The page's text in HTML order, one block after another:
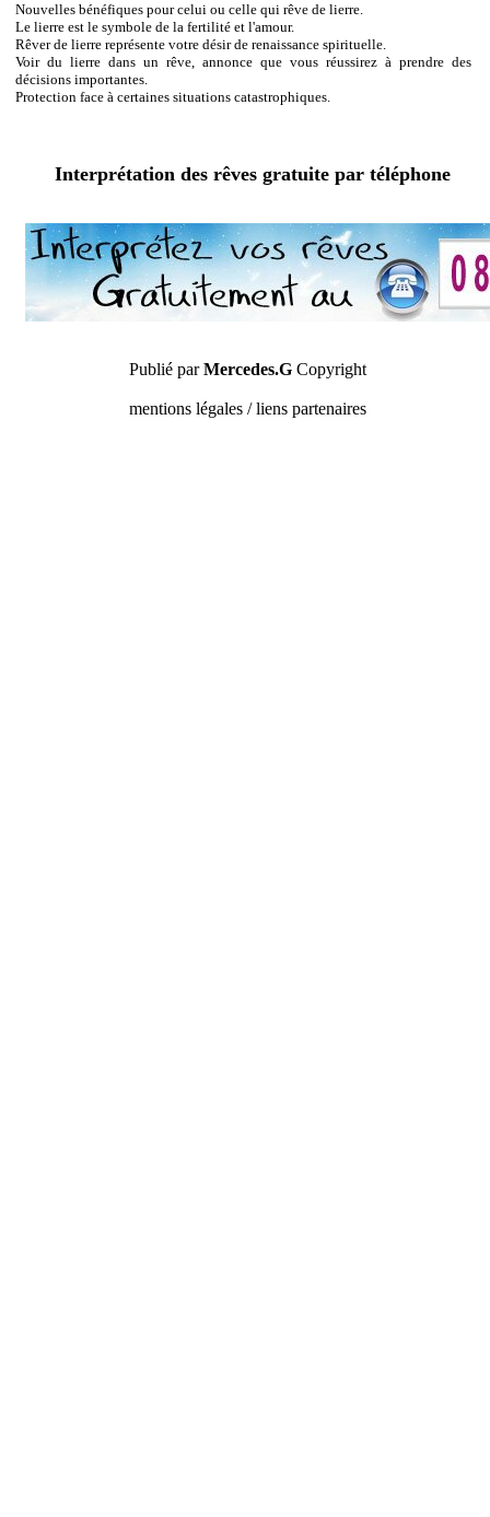
Nouvelles bénéfiques pour celui ou celle qui rêve de lierre.
Le lierre est le symbole de la fertilité et l'amour.
Rêver de lierre représente votre désir de renaissance spirituelle.
Voir du lierre dans un rêve, annonce que vous réussirez à prendre des
décisions importantes.
Protection face à certaines situations catastrophiques.
Interprétation des rêves gratuite par téléphone
Publié parMercedes.GCopyright
mentions légales / liens partenaires